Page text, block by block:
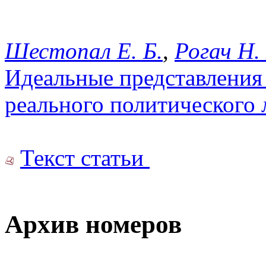
Шестопал Е. Б., Рогач
Идеальные
реального политического
Текст статьи
Архив номеров